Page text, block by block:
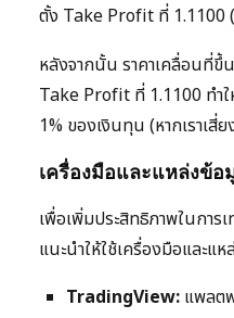
ตั้ง Take Profit ที่ 1.1100
หลังจากนั้น ราคาเคลื่อนที่ขึ้
Take Profit ที่ 1.1100 ทำใ
1% ของเงินทุน (หากเราเสี่
เครื่องมือและแหล่งข้อ
เพื่อเพิ่มประสิทธิภาพในกา
แนะนำให้ใช้เครื่องมือและแ
TradingView: แพลต